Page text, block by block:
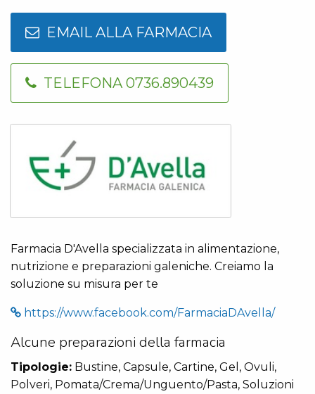
EMAIL ALLA FARMACIA
TELEFONA 0736.890439
Farmacia D'Avella specializzata in alimentazione,
nutrizione e preparazioni galeniche. Creiamo la
soluzione su misura per te
https://www.facebook.com/FarmaciaDAvella/
Alcune preparazioni della farmacia
Tipologie: Bustine, Capsule, Cartine, Gel, Ovuli,
Polveri, Pomata/Crema/Unguento/Pasta, Soluzioni